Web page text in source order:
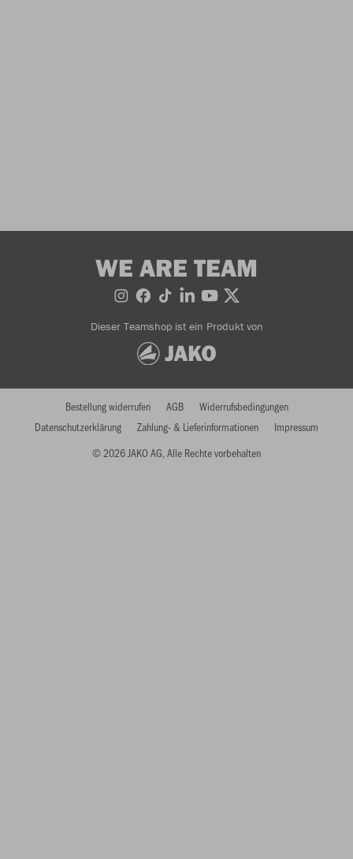
WE ARE TEAM
Dieser Teamshop ist ein Produkt von
© 2026 JAKO AG, Alle Rechte vorbehalten
Bestellung widerrufen AGB
Widerrufsbedingungen
Datenschutzerklärung
Zahlung- & Lieferinformationen Impressum